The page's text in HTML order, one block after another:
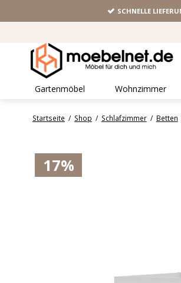
SCHNELLE
Gartenmöbel Wohnzimmer
Startseite / Shop / Schlafzimmer / Betten
17%